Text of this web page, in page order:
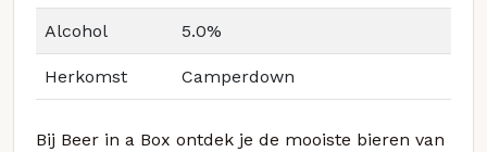
Alcohol 5.0%
Herkomst Camperdown
Bij Beer in a Box ontdek je de mooiste bieren van